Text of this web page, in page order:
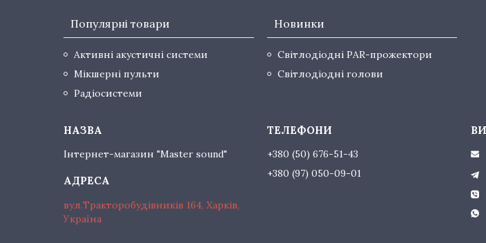
Популярні товари
Активні акустичні системи
Мікшерні пульти
Радіосистеми
Новинки
Світлодіодні PAR-прожектори
Світлодіодні голови
Інтернет-магазин "Master sound"
вул.Тракторобудівників 164, Харків,
Україна
+380 (50) 676-51-43
+380 (97) 050-09-01